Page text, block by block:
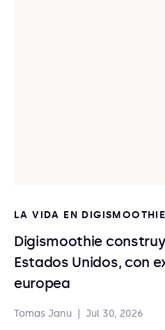
LA VIDA EN DIGISMOOTHIE
Digismoothie
Estados Unidos, con
europea
Tomas Janu Jul 30, 2026